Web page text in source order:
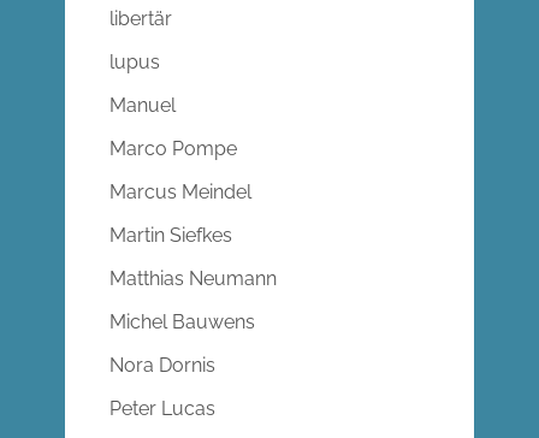
libertär
lupus
Manuel
Marco Pompe
Marcus Meindel
Martin Siefkes
Matthias Neumann
Michel Bauwens
Nora Dornis
Peter Lucas